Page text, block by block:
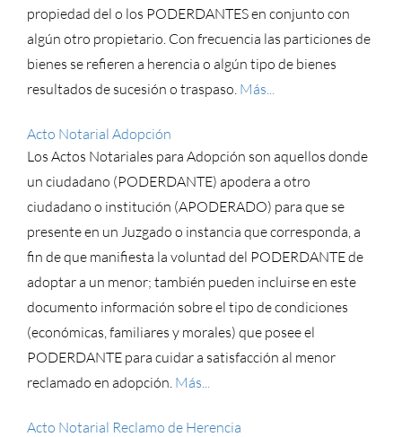
propiedad del o los PODERDANTES en conjunto con
algún otro propietario. Con frecuencia las particiones de
bienes se refieren a herencia o algún tipo de bienes
resultados de sucesión o traspaso. Más...
Acto Notarial Adopción
Los Actos Notariales para Adopción son aquellos donde
un ciudadano (PODERDANTE) apodera a otro
ciudadano o institución (APODERADO) para que se
presente en un Juzgado o instancia que corresponda, a
fin de que manifiesta la voluntad del PODERDANTE de
adoptar a un menor; también pueden incluirse en este
documento información sobre el tipo de condiciones
(económicas, familiares y morales) que posee el
PODERDANTE para cuidar a satisfacción al menor
reclamado en adopción. Más...
Acto Notarial Reclamo de Herencia